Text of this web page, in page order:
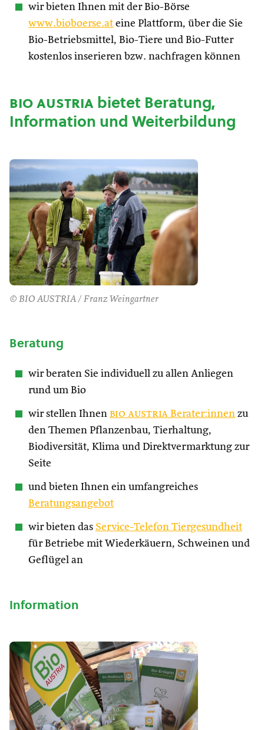
wir bieten Ihnen mit der Bio-Börse
www.bioboerse.at eine Plattform, über die Sie
Bio-Betriebsmittel, Bio-Tiere und Bio-Futter
kostenlos inserieren bzw. nachfragen können
bio austriabietet Beratung,
Information und Weiterbildung
© BIO AUSTRIA / Franz Weingartner
Beratung
wir beraten Sie individuell zu allen Anliegen
rund um Bio
wir stellen Ihnen bio austria Berater:innen zu
den Themen Pflanzenbau, Tierhaltung,
Biodiversität, Klima und Direktvermarktung zur
Seite
und bieten Ihnen ein umfangreiches
Beratungsangebot
wir bieten das Service-Telefon Tiergesundheit
für Betriebe mit Wiederkäuern, Schweinen und
Geflügel an
Information